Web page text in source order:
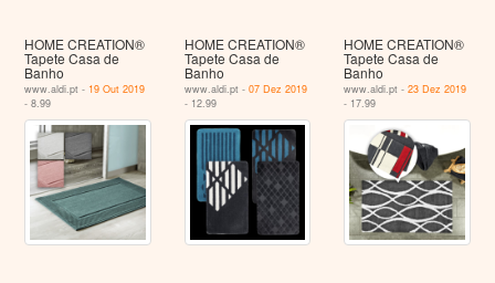
HOME CREATION®
Tapete Casa de
Banho
www.aldi.pt - 19 Out 2019
- 8.99
HOME CREATION®
Tapete Casa de
Banho
www.aldi.pt - 07 Dez 2019
- 12.99
HOME CREATION®
Tapete Casa de
Banho
www.aldi.pt -23 Dez 2019
- 17.99